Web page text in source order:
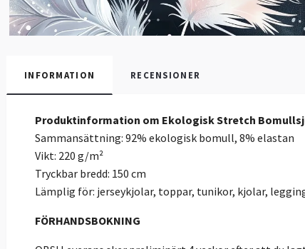
INFORMATION RECENSIONER
Produktinformation om Ekologisk Stretch
Sammansättning: 92% ekologisk bomull, 8% elastan
Vikt: 220 g/m²
Tryckbar bredd: 150 cm
Lämplig för: jerseykjolar, toppar, tunikor, kjolar,
FÖRHANDSBOKNING